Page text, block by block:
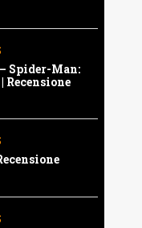
Spider-Man:
Recensione